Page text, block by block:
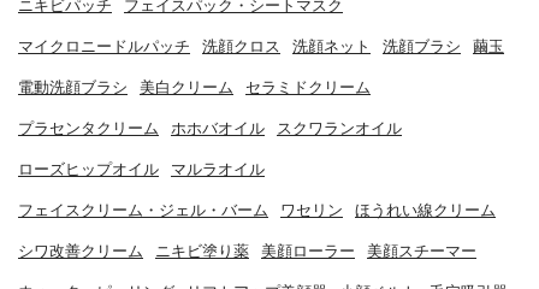
ニキビパッチ フェイスパック・シートマスク
マイクロニードルパッチ 洗顔クロス 洗顔ネット 洗顔ブラシ 繭玉
電動洗顔ブラシ 美白クリーム セラミドクリーム
プラセンタクリーム ホホバオイル スクワランオイル
ローズヒップオイル マルラオイル
フェイスクリーム・ジェル・バーム ワセリン ほうれい線クリーム
シワ改善クリーム ニキビ塗り薬 美顔ローラー 美顔スチーマー